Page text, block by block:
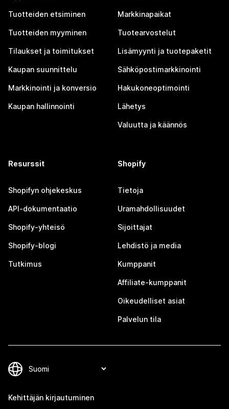
Tuotteiden etsiminen
Tuotteiden myyminen
Tilaukset ja toimitukset
Kaupan suunnittelu
Markkinointi ja konversio
Kaupan hallinnointi
Markkinapaikat
Tuotearvostelut
Lisämyynti ja tuotepaketit
Sähköpostimarkkinointi
Hakukoneoptimointi
Lähetys
Valuutta ja käännös
Resurssit
Shopifyn ohjekeskus
API-dokumentaatio
Shopify-yhteisö
Shopify-blogi
Tutkimus
Shopify
Tietoja
Uramahdollisuudet
Sijoittajat
Lehdistö ja media
Kumppanit
Affiliate-kumppanit
Oikeudelliset asiat
Palvelun tila
Kehittäjän kirjautuminen